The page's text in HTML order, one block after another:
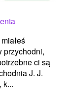
przychodni,
ci są
J. J.
k...